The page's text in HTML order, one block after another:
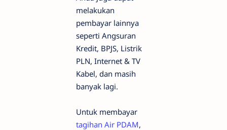
melakukan
pembayar lainnya
seperti Angsuran
Kredit, BPJS, Listrik
PLN, Internet & TV
Kabel, dan masih
banyak lagi.
Untuk membayar
tagihan Air PDAM,